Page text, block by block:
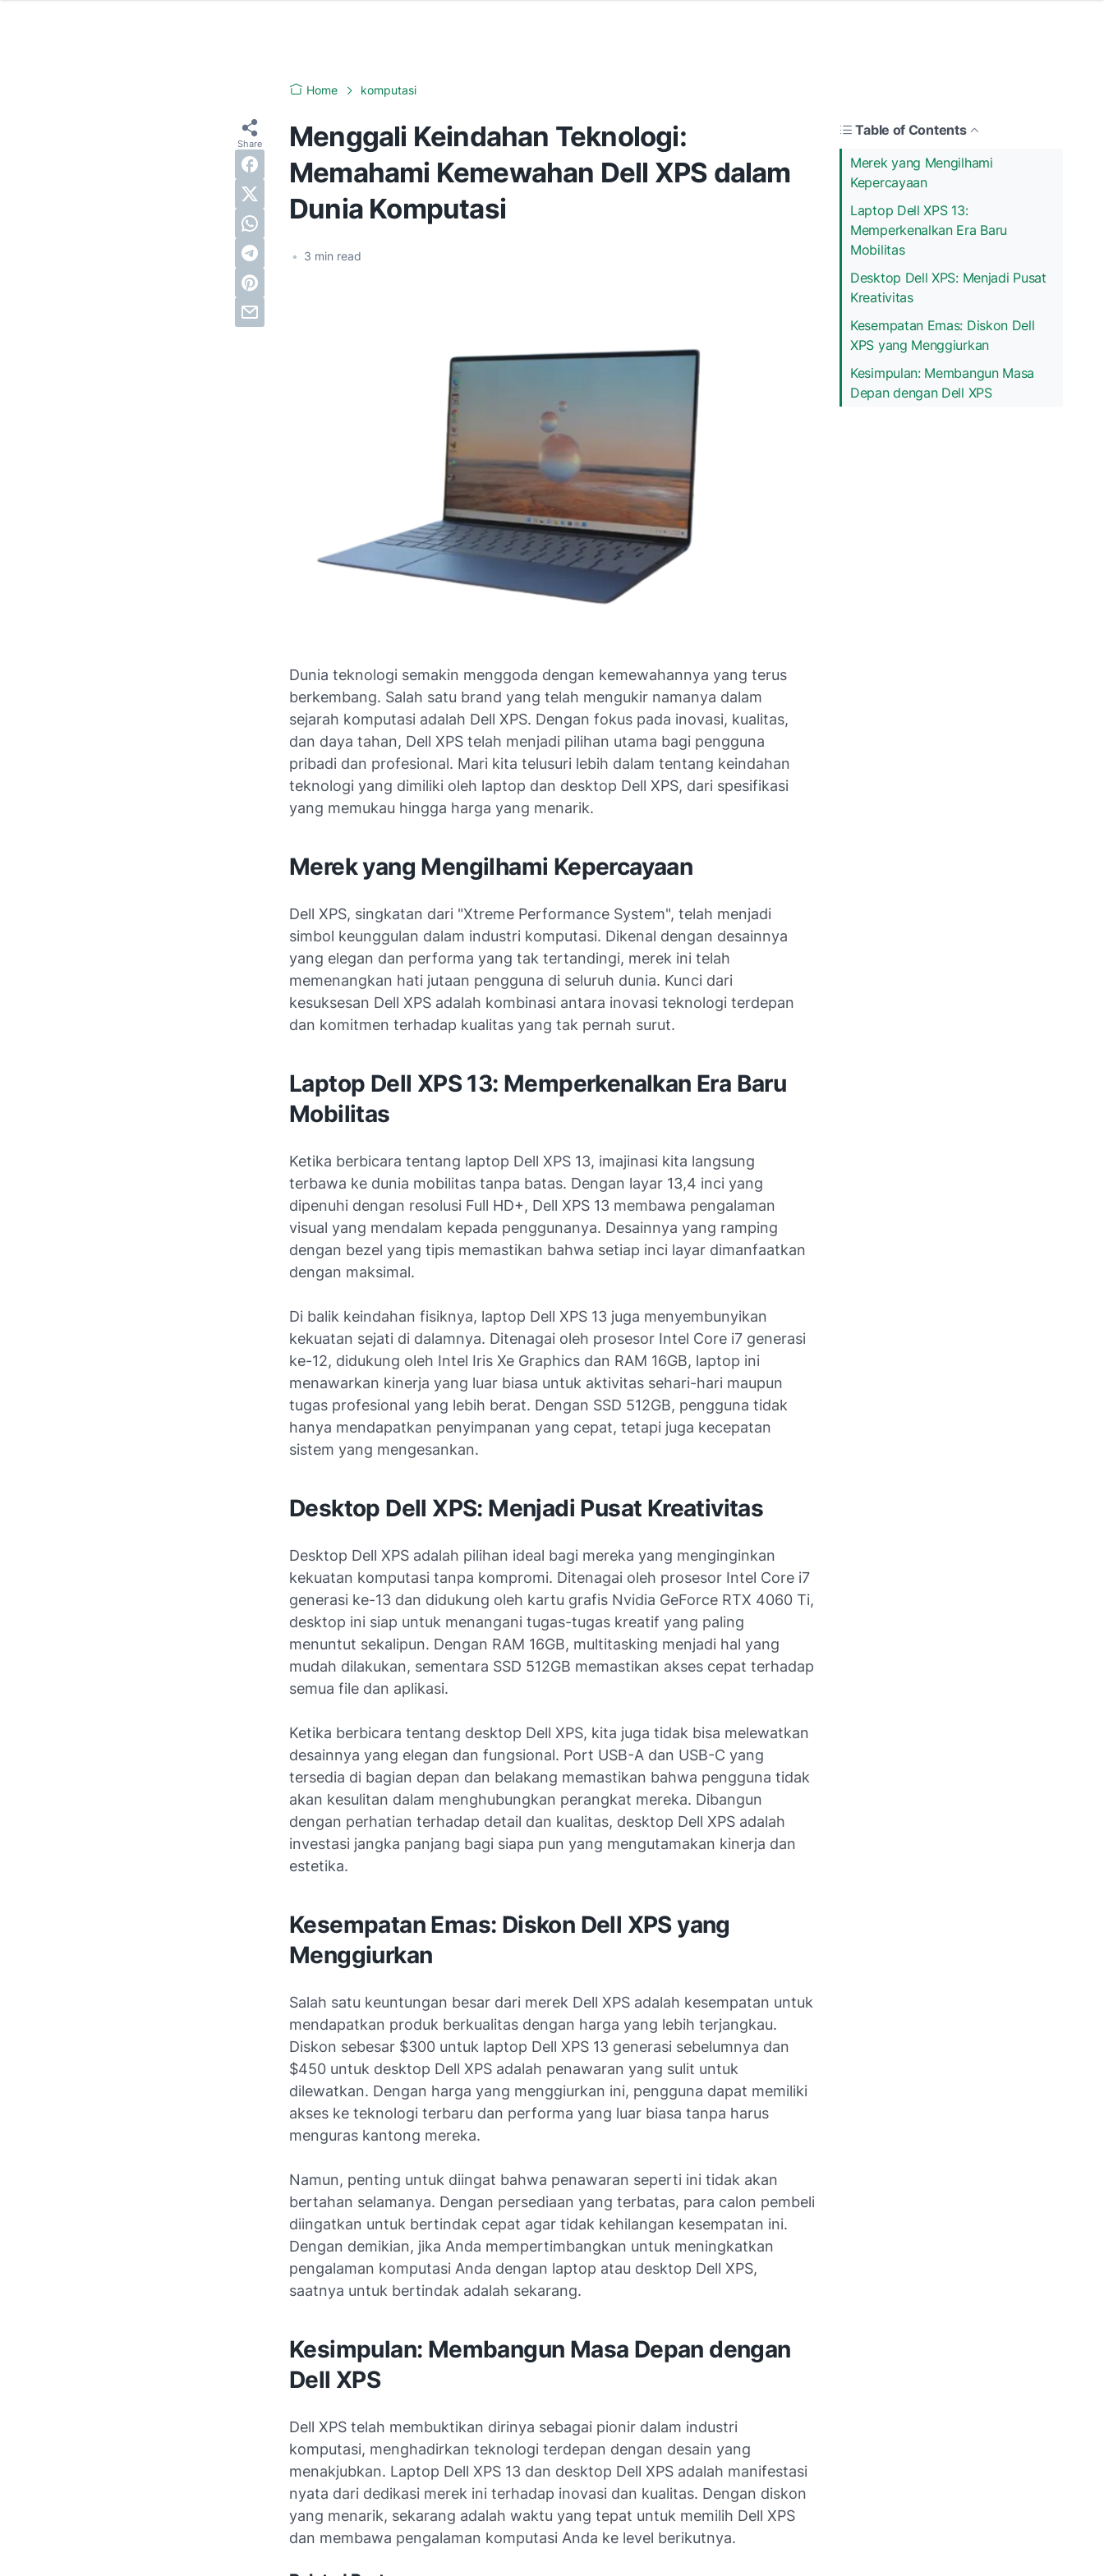
Home komputasi
Menggali Keindahan Teknologi:
Memahami Kemewahan Dell XPS dalam
Dunia Komputasi
• 3 min read
Table of Contents
Merek yang Mengilhami
Kepercayaan
Laptop Dell XPS 13:
Memperkenalkan Era Baru
Mobilitas
Desktop Dell XPS: Menjadi Pusat
Kreativitas
Kesempatan Emas: Diskon Dell
XPS yang Menggiurkan
Kesimpulan: Membangun Masa
Depan dengan Dell XPS
Dunia teknologi semakin menggoda dengan kemewahannya yang terus
berkembang. Salah satu brand yang telah mengukir namanya dalam
sejarah komputasi adalah Dell XPS. Dengan fokus pada inovasi, kualitas,
dan daya tahan, Dell XPS telah menjadi pilihan utama bagi pengguna
pribadi dan profesional. Mari kita telusuri lebih dalam tentang keindahan
teknologi yang dimiliki oleh laptop dan desktop Dell XPS, dari spesifikasi
yang memukau hingga harga yang menarik.
Merek yang Mengilhami Kepercayaan
Dell XPS, singkatan dari "Xtreme Performance System", telah menjadi
simbol keunggulan dalam industri komputasi. Dikenal dengan desainnya
yang elegan dan performa yang tak tertandingi, merek ini telah
memenangkan hati jutaan pengguna di seluruh dunia. Kunci dari
kesuksesan Dell XPS adalah kombinasi antara inovasi teknologi terdepan
dan komitmen terhadap kualitas yang tak pernah surut.
Laptop Dell XPS 13: Memperkenalkan Era Baru
Mobilitas
Ketika berbicara tentang laptop Dell XPS 13, imajinasi kita langsung
terbawa ke dunia mobilitas tanpa batas. Dengan layar 13,4 inci yang
dipenuhi dengan resolusi Full HD+, Dell XPS 13 membawa pengalaman
visual yang mendalam kepada penggunanya. Desainnya yang ramping
dengan bezel yang tipis memastikan bahwa setiap inci layar dimanfaatkan
dengan maksimal.
Di balik keindahan fisiknya, laptop Dell XPS 13 juga menyembunyikan
kekuatan sejati di dalamnya. Ditenagai oleh prosesor Intel Core i7 generasi
ke-12, didukung oleh Intel Iris Xe Graphics dan RAM 16GB, laptop ini
menawarkan kinerja yang luar biasa untuk aktivitas sehari-hari maupun
tugas profesional yang lebih berat. Dengan SSD 512GB, pengguna tidak
hanya mendapatkan penyimpanan yang cepat, tetapi juga kecepatan
sistem yang mengesankan.
Desktop Dell XPS: Menjadi Pusat Kreativitas
Desktop Dell XPS adalah pilihan ideal bagi mereka yang menginginkan
kekuatan komputasi tanpa kompromi. Ditenagai oleh prosesor Intel Core i7
generasi ke-13 dan didukung oleh kartu grafis Nvidia GeForce RTX 4060 Ti,
desktop ini siap untuk menangani tugas-tugas kreatif yang paling
menuntut sekalipun. Dengan RAM 16GB, multitasking menjadi hal yang
mudah dilakukan, sementara SSD 512GB memastikan akses cepat terhadap
semua file dan aplikasi.
Ketika berbicara tentang desktop Dell XPS, kita juga tidak bisa melewatkan
desainnya yang elegan dan fungsional. Port USB-A dan USB-C yang
tersedia di bagian depan dan belakang memastikan bahwa pengguna tidak
akan kesulitan dalam menghubungkan perangkat mereka. Dibangun
dengan perhatian terhadap detail dan kualitas, desktop Dell XPS adalah
investasi jangka panjang bagi siapa pun yang mengutamakan kinerja dan
estetika.
Kesempatan Emas: Diskon Dell XPS yang
Menggiurkan
Salah satu keuntungan besar dari merek Dell XPS adalah kesempatan untuk
mendapatkan produk berkualitas dengan harga yang lebih terjangkau.
Diskon sebesar $300 untuk laptop Dell XPS 13 generasi sebelumnya dan
$450 untuk desktop Dell XPS adalah penawaran yang sulit untuk
dilewatkan. Dengan harga yang menggiurkan ini, pengguna dapat memiliki
akses ke teknologi terbaru dan performa yang luar biasa tanpa harus
menguras kantong mereka.
Namun, penting untuk diingat bahwa penawaran seperti ini tidak akan
bertahan selamanya. Dengan persediaan yang terbatas, para calon pembeli
diingatkan untuk bertindak cepat agar tidak kehilangan kesempatan ini.
Dengan demikian, jika Anda mempertimbangkan untuk meningkatkan
pengalaman komputasi Anda dengan laptop atau desktop Dell XPS,
saatnya untuk bertindak adalah sekarang.
Kesimpulan: Membangun Masa Depan dengan
Dell XPS
Dell XPS telah membuktikan dirinya sebagai pionir dalam industri
komputasi, menghadirkan teknologi terdepan dengan desain yang
menakjubkan. Laptop Dell XPS 13 dan desktop Dell XPS adalah manifestasi
nyata dari dedikasi merek ini terhadap inovasi dan kualitas. Dengan diskon
yang menarik, sekarang adalah waktu yang tepat untuk memilih Dell XPS
dan membawa pengalaman komputasi Anda ke level berikutnya.